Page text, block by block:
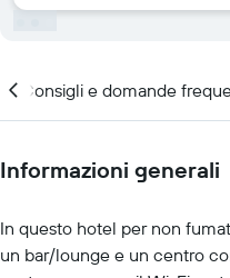
Consigli e domande
Informazioni generali
In questo hotel per non
un bar/lounge e un centro